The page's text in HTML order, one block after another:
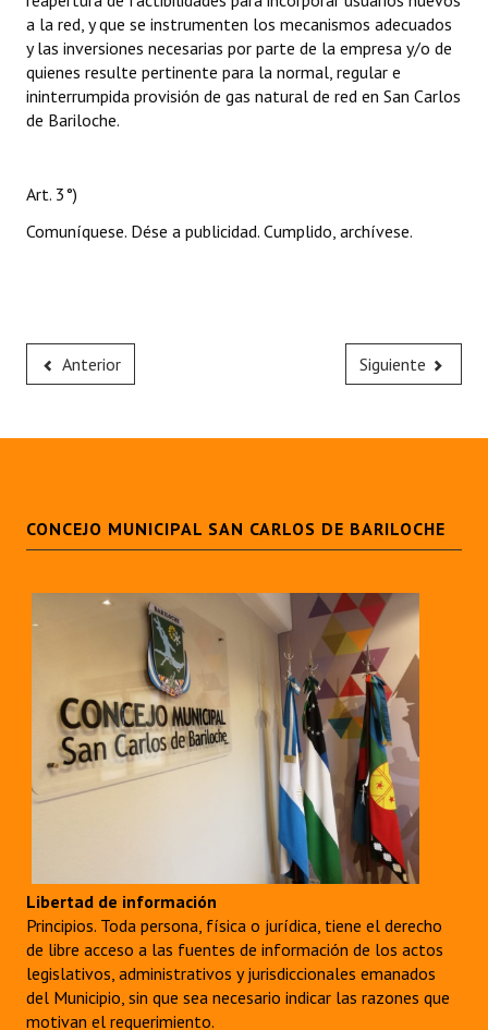
a la red, y que se instrumenten los mecanismos adecuados
y las inversiones necesarias por parte de la empresa y/o de
quienes resulte pertinente para la normal, regular e
ininterrumpida provisión de gas natural de red en San Carlos
de Bariloche.
Art. 3°)
Comuníquese. Dése a publicidad. Cumplido, archívese.
Anterior Siguiente
CONCEJO MUNICIPAL SAN CARLOS DE BARILOCHE
Libertad de información
Principios. Toda persona, física o jurídica, tiene el derecho
de libre acceso a las fuentes de información de los actos
legislativos, administrativos y jurisdiccionales emanados
del Municipio, sin que sea necesario indicar las razones que
motivan el requerimiento.